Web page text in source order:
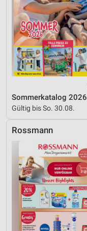
Sommerkatalog 2026
Gültig bis So. 30.08.
Rossmann